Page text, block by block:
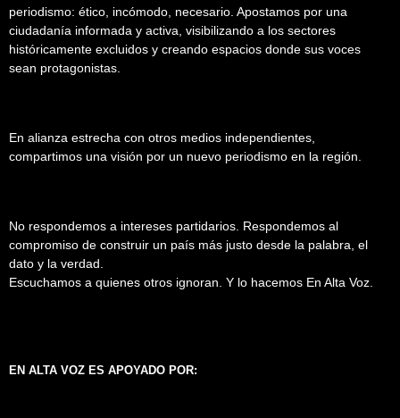
periodismo: ético, incómodo, necesario. Apostamos por una
ciudadanía informada y activa, visibilizando a los sectores
históricamente excluidos y creando espacios donde sus voces
sean protagonistas.
En alianza estrecha con otros medios independientes,
compartimos una visión por un nuevo periodismo en la región.
No respondemos a intereses partidarios. Respondemos al
compromiso de construir un país más justo desde la palabra, el
dato y la verdad.
Escuchamos a quienes otros ignoran. Y lo hacemos En Alta Voz.
EN ALTA VOZ ES APOYADO POR: